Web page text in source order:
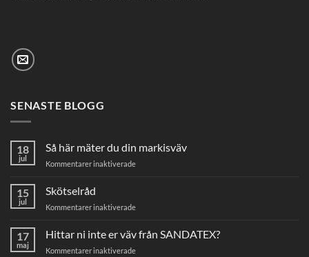
SENASTE BLOGG
18
jul
Så här mäter du din markisväv
Kommentarer inaktiveradeför
du
markisväv
15
jul
Skötselråd
Kommentarer inaktiveradeför
17
maj
Hittar ni inte er väv från SANDATEX?
Kommentarer inaktiveradeför